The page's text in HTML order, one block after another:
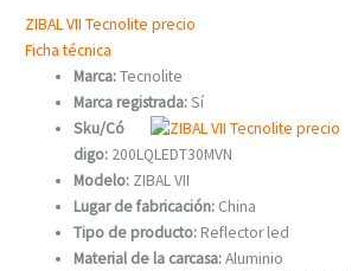
ZIBAL VII Tecnolite precio
Ficha técnica
Marca:Tecnolite
Marca registrada:Sí
Sku/Có
digo: 200LQLEDT30MVN
Modelo: ZIBAL VII
Lugar de fabricación: China
Tipo de producto: Reflector led
Material de la carcasa:Aluminio